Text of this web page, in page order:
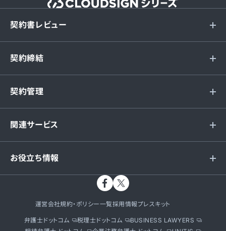
契約書レビュー
契約締結
契約管理
関連サービス
お役立ち情報
運営会社規約・ポリシー一覧採用情報プレスキット
弁護士ドットコム 税理士ドットコム
BUSINESS LAWYERS